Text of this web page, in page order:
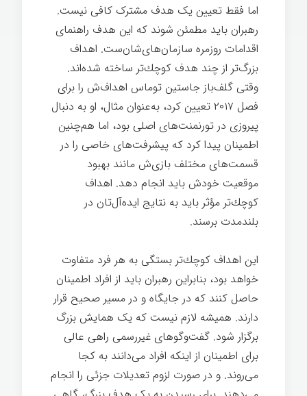
اما فقط تعیین یک هدف مشترک کافی نیست.
رهبران باید مطمئن شوند که این هدف راهنمای
اقدامات روزمره سازمان‌های‌شان‌ست. اهداف
بزرگ‌تر از چند هدف كوچك‌تر ساخته شده‌اند.
وقتی گلف‌باز جاستین توماس اهداف‌ش را برای
فصل ۲۰۱۷ تعیین کرد، به‌عنوان مثال، او به دنبال
پیروزی در تورنمنت‌های اصلی بود، اما هم‌چنین
اطمینان پیدا کرد که پیشرفت‌های خاصی را در
قسمت‌های مختلف بازی‌ش مانند بهبود
موقعیت خودش باید انجام دهد. اهداف
كوچك‌تر مؤثر باید به نتایج ایده‌آل‌تان در
بلندمدت برسند.
این اهداف كوچك‌تر بستگی به هر فرد متفاوت
خواهد بود، بنابراین رهبران باید از افراد اطمینان
حاصل كنند كه در جایگاه و در مسیر صحیح قرار
دارند. همیشه لازم نیست که یک همایش بزرگ
برگزار شود. گفت‌وگوهای غیررسمی راهی عالی
برای اطمینان از اینکه افراد می‌دانند به کجا
می‌روند. و در صورت لزوم تعدیلات جزئی را انجام